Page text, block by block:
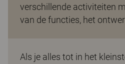
verschillende activiteiten
van de functies, het
Als je alles tot in het